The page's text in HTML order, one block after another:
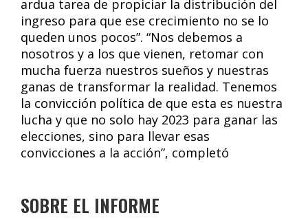
ardua tarea de propiciar la distribución del
ingreso para que ese crecimiento no se lo
queden unos pocos”. “Nos debemos a
nosotros y a los que vienen, retomar con
mucha fuerza nuestros sueños y nuestras
ganas de transformar la realidad. Tenemos
la convicción política de que esta es nuestra
lucha y que no solo hay 2023 para ganar las
elecciones, sino para llevar esas
convicciones a la acción”, completó
SOBRE EL INFORME